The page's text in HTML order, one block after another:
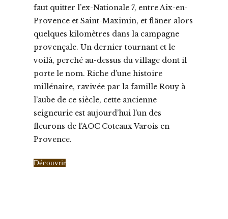
faut quitter l’ex-Nationale 7, entre Aix-en-
Provence et Saint-Maximin, et flâner alors
quelques kilomètres dans la campagne
provençale. Un dernier tournant et le
voilà, perché au-dessus du village dont il
porte le nom. Riche d’une histoire
millénaire, ravivée par la famille Rouy à
l’aube de ce siècle, cette ancienne
seigneurie est aujourd’hui l’un des
fleurons de l’AOC Coteaux Varois en
Provence.
Découvrir